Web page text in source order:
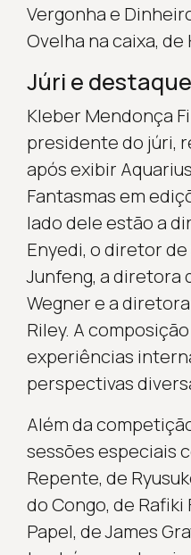
Vergonha e
Ovelha na caixa,
Júri e
Kleber Mendonça
presidente do júri,
após exibir
Fantasmas em
lado dele estão a
Enyedi, o diretor
Junfeng, a diretora
Wegner e a
Riley. A
experiências
perspectivas
Além da
sessões especiais
Repente, de
do Congo, de Rafiki
Papel, de James